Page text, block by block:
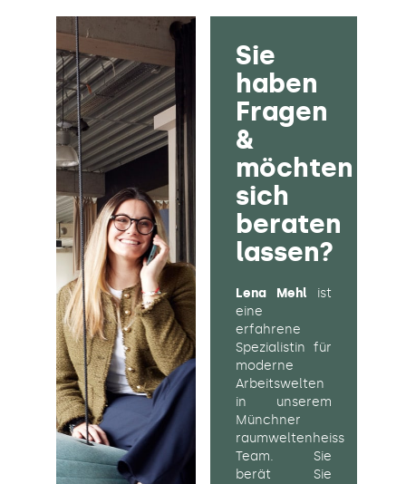
Sie
haben
Fragen
&
möchten
sich
beraten
lassen?
Lena Mehl
ist
eine
erfahrene
Spezialistin für
moderne
Arbeitswelten
in unserem
Münchner
raumweltenheiss
Team. Sie
berät Sie